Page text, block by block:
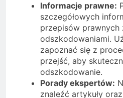
Informacje prawne:
szczegółowych
przepisów prawnych
odszkodowaniami.
zapoznać się z
przejść, aby
odszkodowanie.
Porady ekspertów:
znaleźć artykuły